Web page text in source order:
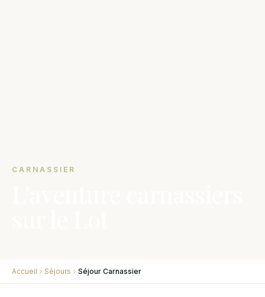
CARNASSIER
Accueil Séjours Séjour Carnassier